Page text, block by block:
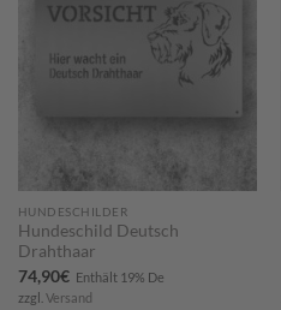
HUNDESCHILDER
Hundeschild Deutsch
Drahthaar
74,90€ Enthält 19% De
zzgl. Versand